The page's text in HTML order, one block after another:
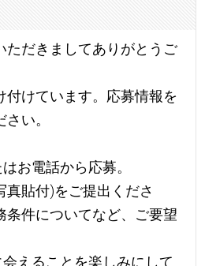
ただきましてありがとうご
付けています。応募情報を
い。
お電話から応募。
真貼付)をご提出くださ
条件についてなど、ご要望
会えることを楽しみにして